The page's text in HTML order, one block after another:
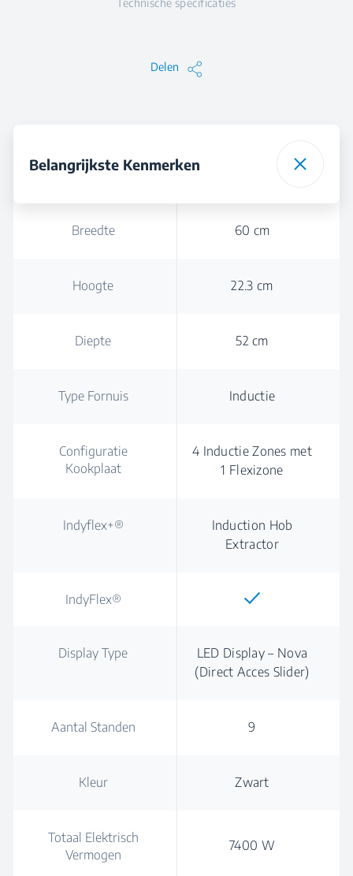
Technische specificaties
Delen
Belangrijkste Kenmerken
Breedte 60 cm
Hoogte 22.3 cm
Diepte 52 cm
Type Fornuis Inductie
Configuratie
Kookplaat
4 Inductie Zones met
1 Flexizone
Indyflex+®
Induction Hob
Extractor
IndyFlex®
Display Type
LED Display – Nova
(Direct Acces Slider)
Aantal Standen 9
Kleur Zwart
Totaal Elektrisch
Vermogen
7400 W